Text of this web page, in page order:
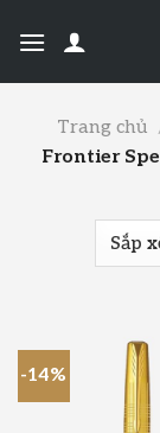
Trang chủ
Frontier
-14%